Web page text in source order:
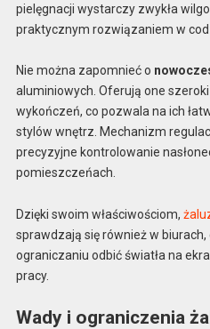
pielęgnacji wystarczy zwykła
praktycznym rozwiązaniem w
Nie można zapomnieć o
aluminiowych. Oferują one
wykończeń, co pozwala na ich
stylów wnętrz. Mechanizm
precyzyjne kontrolowanie
pomieszczeńach.
Dzięki swoim właściwościom,
sprawdzają się również w
ograniczaniu odbić światła na
pracy.
Wady i ograniczenia